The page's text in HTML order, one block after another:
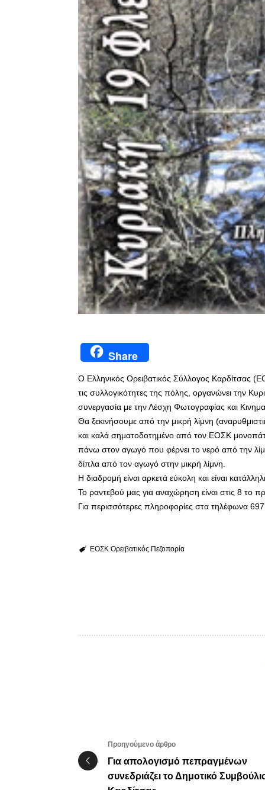
Share
Ο Ελληνικός Ορειβατικός Σύλλογος Καρδίτσας
τις συλλογικότητες της πόλης, οργανώνει την
συνεργασία με την Λέσχη Φωτογραφίας και
Θα ξεκινήσουμε από την μικρή λίμνη
και καλά σηματοδοτημένο από τον ΕΟΣΚ
πάνω στον αγωγό που φέρνει το νερό από την
δίπλα από τον αγωγό στην μικρή λίμνη.
Η διαδρομή είναι αρκετά εύκολη και είναι
Το ραντεβού μας για αναχώρηση είναι στις 8 το
Για περισσότερες πληροφορίες στα τηλέφωνα
ΕΟΣΚ Ορειβατικός Πεζοπορία
Προηγούμενο άρθρο
Για απολογισμό πεπραγμένων
συνεδριάζει το Δημοτικό